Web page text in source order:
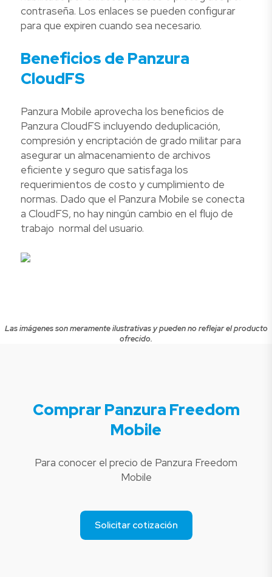
contraseña. Los enlaces se pueden configurar
para que expiren cuando sea necesario.
Beneficios de Panzura
CloudFS
Panzura Mobile aprovecha los beneficios de
Panzura CloudFS incluyendo deduplicación,
compresión y encriptación de grado militar para
asegurar un almacenamiento de archivos
eficiente y seguro que satisfaga los
requerimientos de costo y cumplimiento de
normas. Dado que el Panzura Mobile se conecta
a CloudFS, no hay ningún cambio en el flujo de
trabajo normal del usuario.
Las imágenes son meramente ilustrativas y pueden no reflejar el producto
ofrecido.
Comprar Panzura Freedom
Mobile
Para conocer el precio de Panzura Freedom
Mobile
Solicitar cotización